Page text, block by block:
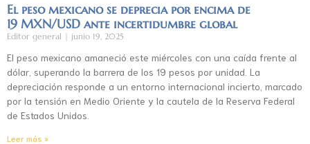
El peso mexicano se deprecia por encima de
19 MXN/USD ante incertidumbre global
Editor general junio 19, 2025
El peso mexicano amaneció este miércoles con una caída frente al
dólar, superando la barrera de los 19 pesos por unidad. La
depreciación responde a un entorno internacional incierto, marcado
por la tensión en Medio Oriente y la cautela de la Reserva Federal
de Estados Unidos.
Leer más »